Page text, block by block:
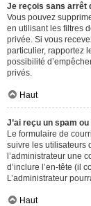
Je reçois sans arrêt
Vous pouvez
en utilisant les filtres
privée. Si vous
particulier, rapportez
possibilité
privés.
Haut
J’ai reçu un spam
Le formulaire de
suivre les utilisateurs
l’administrateur une
d’inclure l’en-tête (il
L’administrateur
Haut